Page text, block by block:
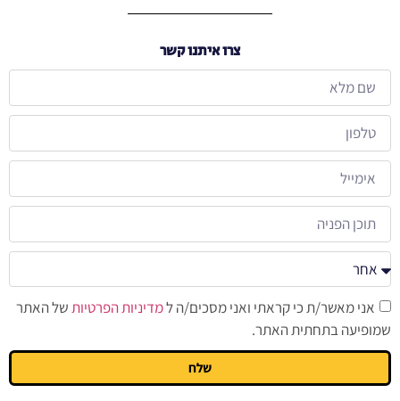
צרו איתנו קשר
אני מאשר/ת כי קראתי ואני מסכים/ה למדיניות הפרטיותשל האתר
שמופיעה בתחתית האתר.
שלח